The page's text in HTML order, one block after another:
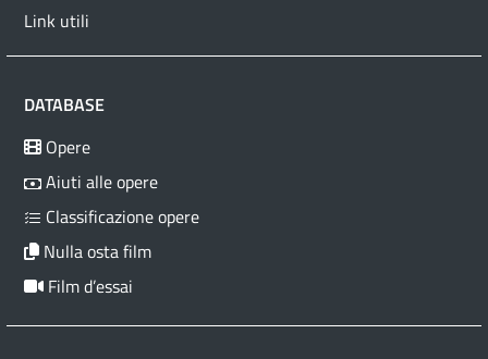
Link utili
DATABASE
Opere
Aiuti alle opere
Classificazione opere
Nulla osta film
Film d’essai